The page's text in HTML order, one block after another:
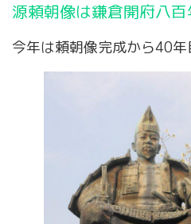
源頼朝像は鎌倉開府八
今年は頼朝像完成から40年